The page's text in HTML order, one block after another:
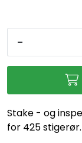
-
Stake - og
for 425